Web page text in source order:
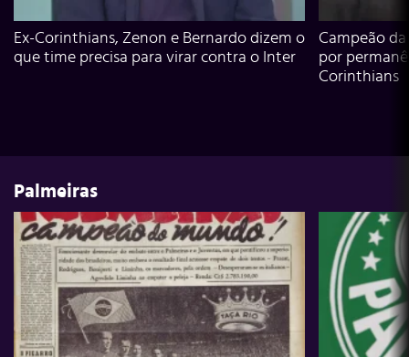
Ex-Corinthians, Zenon e Bernardo dizem o
que time precisa para virar contra o Inter
Campeão
por
Corinthians
Palmeiras